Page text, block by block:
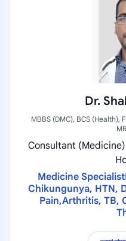
Dr.
MBBS (DMC), BCS (Health),
Consultant (Medicine)
Medicine
Chikungunya, HTN,
Pain,Arthritis, TB,